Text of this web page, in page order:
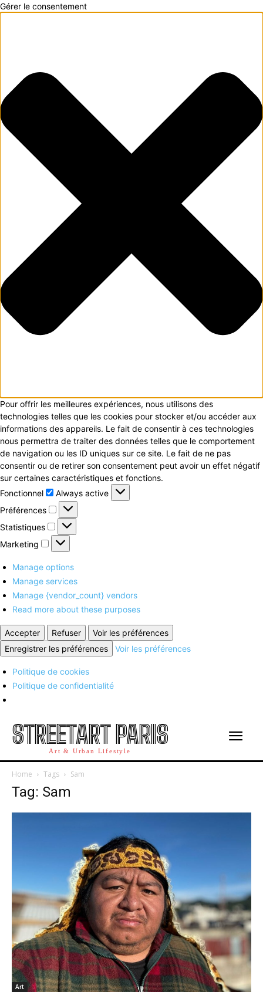
Gérer le consentement
Pour offrir les meilleures expériences, nous utilisons des
technologies telles que les cookies pour stocker et/ou accéder aux
informations des appareils. Le fait de consentir à ces technologies
nous permettra de traiter des données telles que le comportement
de navigation ou les ID uniques sur ce site. Le fait de ne pas
consentir ou de retirer son consentement peut avoir un effet négatif
sur certaines caractéristiques et fonctions.
Fonctionnel
Fonctionnel
Always active
Préférences
Préférences
Statistiques
Statistiques
Marketing
Marketing
Manage options
Manage services
Manage {vendor_count} vendors
Read more about these purposes
Accepter Refuser
Voir les préférences
Enregistrer les préférences
Voir les préférences
Politique de cookies
Politique de confidentialité
STREETART PARIS
Art & Urban Lifestyle
Home Tags Sam
Tag: Sam
Art